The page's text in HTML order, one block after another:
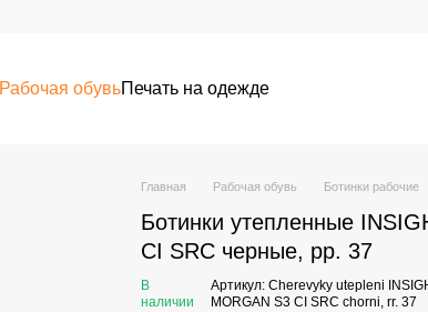
Рабочая обувьПечать на одежде
Главная Рабочая обувь Ботинки рабочие
Ботинки утепленные
CI SRC черные, рр. 37
В
наличии
Артикул: Cherevyky utepleni
MORGAN S3 CI SRC chorni, rr. 37